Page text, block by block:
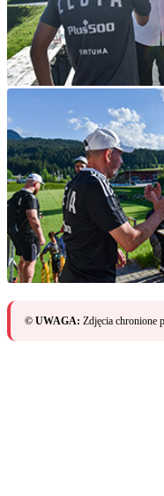
© UWAGA: Zdjęcia chronione